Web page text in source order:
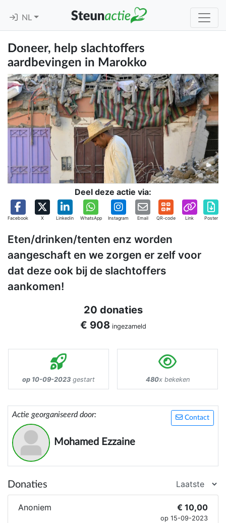
NL
Doneer, help slachtoffers
aardbevingen in Marokko
Deel deze actie via:
Facebook X Linkedin WhatsApp Instagram Email QR-code Link Poster
Eten/drinken/tenten enz worden
aangeschaft en we zorgen er zelf voor
dat deze ook bij de slachtoffers
aankomen!
20 donaties
€ 908ingezameld
op 10-09-2023 gestart 480x bekeken
Contact
Actie georganiseerd door:
Mohamed Ezzaine
Donaties
Anoniem € 10,00
op 15-09-2023